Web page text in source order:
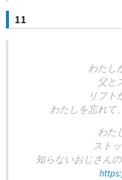
11
わたし
父と
リフト
わたしを忘れて
わた
スト
知らないおじさん